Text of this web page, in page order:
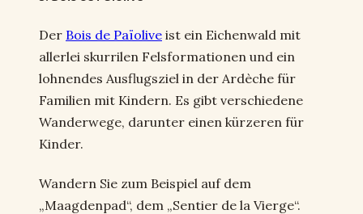
Der Bois de Païolive ist ein Eichenwald mit
allerlei skurrilen Felsformationen und ein
lohnendes Ausflugsziel in der Ardèche für
Familien mit Kindern. Es gibt verschiedene
Wanderwege, darunter einen kürzeren für
Kinder.
Wandern Sie zum Beispiel auf dem
„Maagdenpad“, dem „Sentier de la Vierge“.